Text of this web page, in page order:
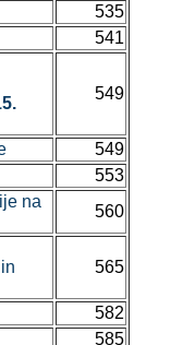
535
541
549
549
553
na
560
565
582
585